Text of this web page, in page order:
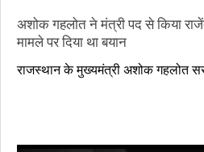
अशोक गहलोत ने मंत्री पद से किया
मामले पर दिया था बयान
07-
राजस्थान के मुख्यमंत्री अशोक गहलोत